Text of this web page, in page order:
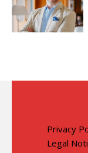
Privacy
Legal